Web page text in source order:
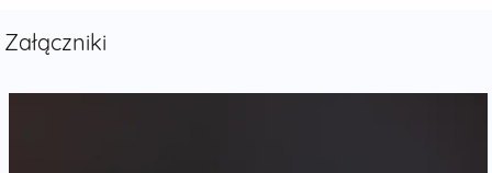
Załączniki